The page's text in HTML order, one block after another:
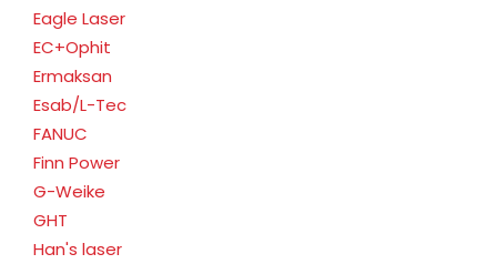
Eagle Laser
EC+Ophit
Ermaksan
Esab/L-Tec
FANUC
Finn Power
G-Weike
GHT
Han's laser